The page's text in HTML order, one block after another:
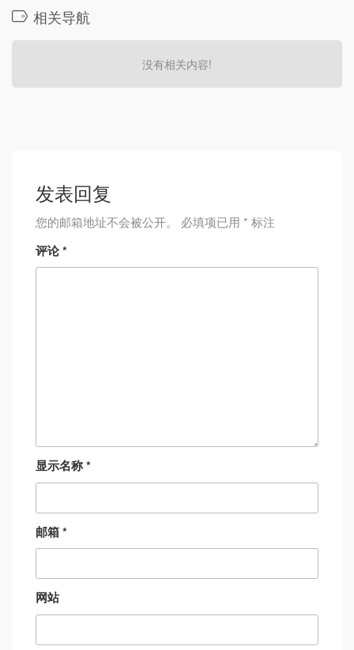
相关导航
没有相关内容!
发表回复
您的邮箱地址不会被公开。 必填项已用 * 标注
评论*
显示名称*
邮箱*
网站